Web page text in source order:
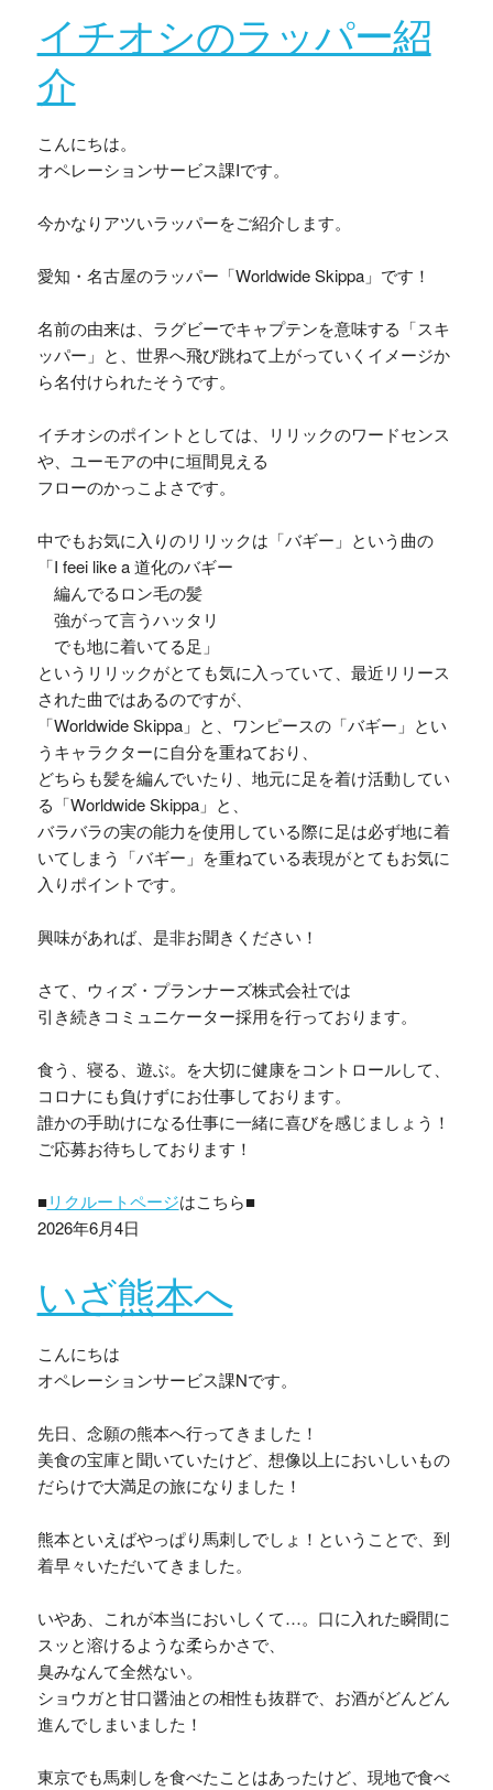
イチオシのラッパー紹
介
こんにちは。
オペレーションサービス課Iです。
今かなりアツいラッパーをご紹介します。
愛知・名古屋のラッパー「Worldwide Skippa」です！
名前の由来は、ラグビーでキャプテンを意味する「スキ
ッパー」と、世界へ飛び跳ねて上がっていくイメージか
ら名付けられたそうです。
イチオシのポイントとしては、リリックのワードセンス
や、ユーモアの中に垣間見える
フローのかっこよさです。
中でもお気に入りのリリックは「バギー」という曲の
「I feei like a 道化のバギー
編んでるロン毛の髪
強がって言うハッタリ
でも地に着いてる足」
というリリックがとても気に入っていて、最近リリース
された曲ではあるのですが、
「Worldwide Skippa」と、ワンピースの「バギー」とい
うキャラクターに自分を重ねており、
どちらも髪を編んでいたり、地元に足を着け活動してい
る「Worldwide Skippa」と、
バラバラの実の能力を使用している際に足は必ず地に着
いてしまう「バギー」を重ねている表現がとてもお気に
入りポイントです。
興味があれば、是非お聞きください！
さて、ウィズ・プランナーズ株式会社では
引き続きコミュニケーター採用を行っております。
食う、寝る、遊ぶ。を大切に健康をコントロールして、
コロナにも負けずにお仕事しております。
誰かの手助けになる仕事に一緒に喜びを感じましょう！
ご応募お待ちしております！
■リクルートページはこちら■
2026年6月4日
いざ熊本へ
こんにちは
オペレーションサービス課Nです。
先日、念願の熊本へ行ってきました！
美食の宝庫と聞いていたけど、想像以上においしいもの
だらけで大満足の旅になりました！
熊本といえばやっぱり馬刺しでしょ！ということで、到
着早々いただいてきました。
いやあ、これが本当においしくて…。口に入れた瞬間に
スッと溶けるような柔らかさで、
臭みなんて全然ない。
ショウガと甘口醤油との相性も抜群で、お酒がどんどん
進んでしまいました！
東京でも馬刺しを食べたことはあったけど、現地で食べ